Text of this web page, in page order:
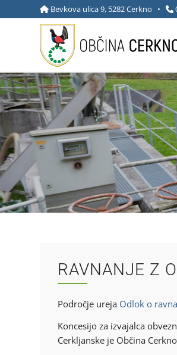
Bevkova ulica 9, 5282 Cerkno •
RAVNANJE Z
Področje ureja Odlok o
Koncesijo za izvajalca
Cerkljanske je Občina